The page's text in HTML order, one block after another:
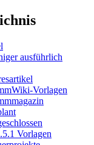
ausführlich
Vorlagen
Vorlagen